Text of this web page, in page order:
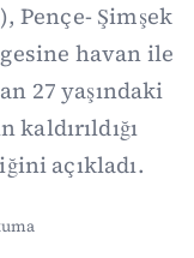
Pençe- Şimşek
havan ile
27 yaşındaki
açıkladı.